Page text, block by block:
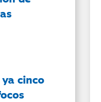
cinco